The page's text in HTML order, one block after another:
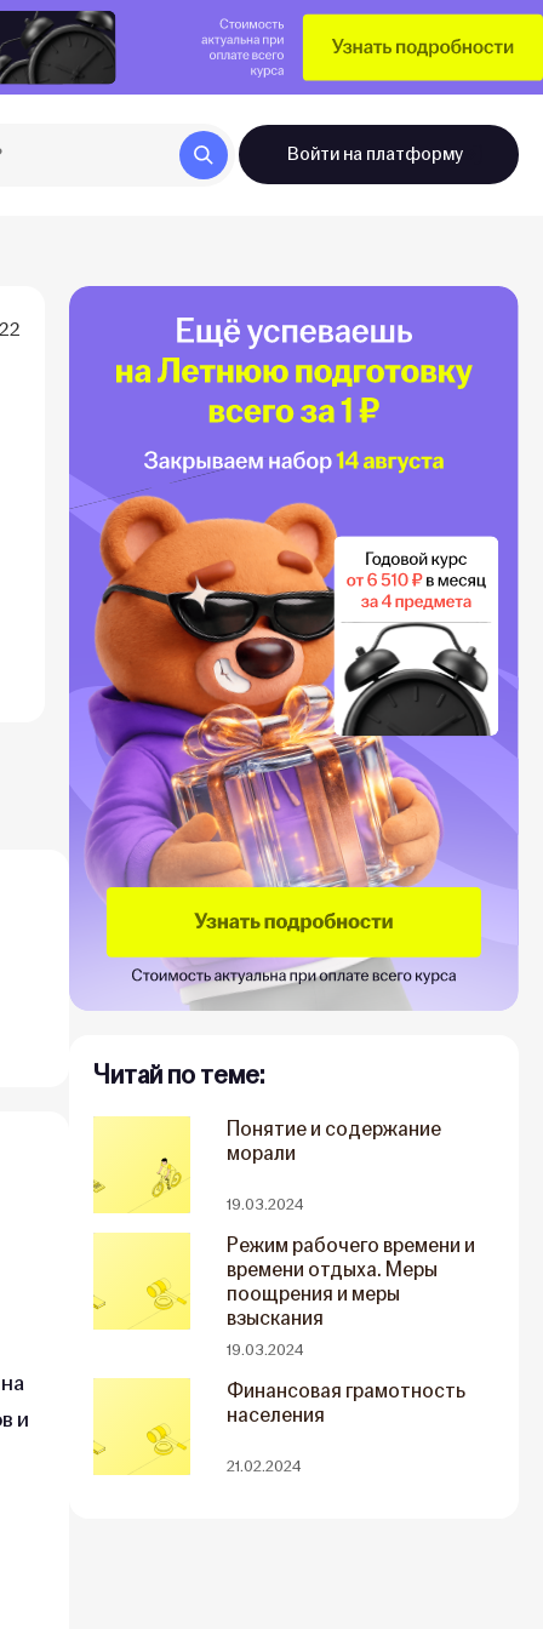
Войти на платформу
и
Читай по теме:
Понятие и содержание
морали
19.03.2024
Режим рабочего времени и
времени отдыха. Меры
поощрения и меры
взыскания
19.03.2024
Финансовая грамотность
населения
21.02.2024